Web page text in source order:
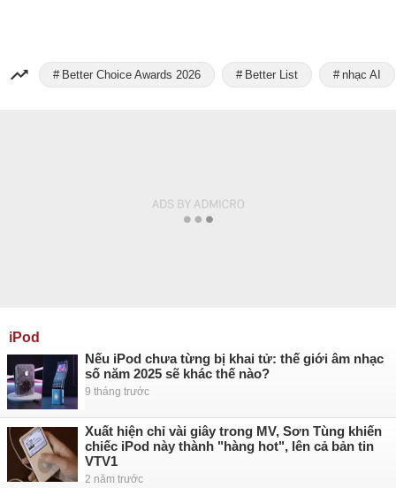
Better Choice Awards 2026 Better List nhạc AI
iPod
Nếu iPod chưa từng bị khai tử: thế giới âm nhạc
số năm 2025 sẽ khác thế nào?
9 tháng trước
Xuất hiện chỉ vài giây trong MV, Sơn Tùng khiến
chiếc iPod này thành "hàng hot", lên cả bản tin
VTV1
2 năm trước